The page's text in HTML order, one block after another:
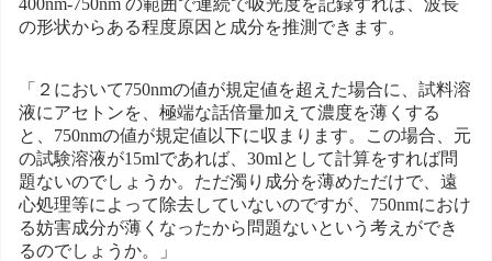
の形状からある程度原因と成分を推測できます。
「２において750nmの値が規定値を超えた場合に、試料溶
液にアセトンを、極端な話倍量加えて濃度を薄くする
と、750nmの値が規定値以下に収まります。この場合、元
の試験溶液が15mlであれば、30mlとして計算をすれば問
題ないのでしょうか。ただ濁り成分を薄めただけで、遠
心処理等によって除去していないのですが、750nmにおけ
る妨害成分が薄くなったから問題ないという考えができ
るのでしょうか。」